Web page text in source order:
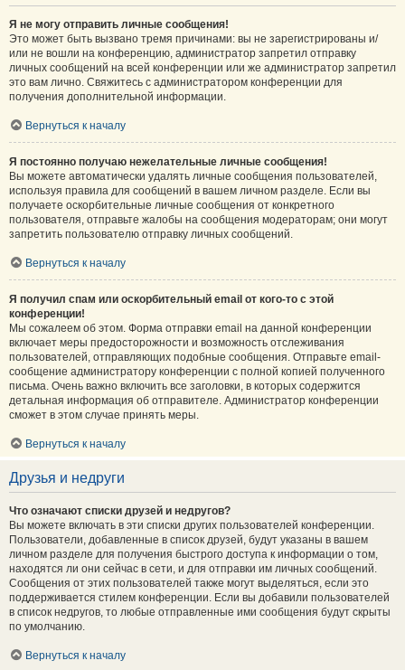
Я не могу отправить личные сообщения!
Это может быть вызвано тремя причинами: вы не зарегистрированы и/
или не вошли на конференцию, администратор запретил отправку
личных сообщений на всей конференции или же администратор запретил
это вам лично. Свяжитесь с администратором конференции для
получения дополнительной информации.
Вернуться к началу
Я постоянно получаю нежелательные личные сообщения!
Вы можете автоматически удалять личные сообщения пользователей,
используя правила для сообщений в вашем личном разделе. Если вы
получаете оскорбительные личные сообщения от конкретного
пользователя, отправьте жалобы на сообщения модераторам; они могут
запретить пользователю отправку личных сообщений.
Вернуться к началу
Я получил спам или оскорбительный email от кого-то с этой
конференции!
Мы сожалеем об этом. Форма отправки email на данной конференции
включает меры предосторожности и возможность отслеживания
пользователей, отправляющих подобные сообщения. Отправьте email-
сообщение администратору конференции с полной копией полученного
письма. Очень важно включить все заголовки, в которых содержится
детальная информация об отправителе. Администратор конференции
сможет в этом случае принять меры.
Вернуться к началу
Друзья и недруги
Что означают списки друзей и недругов?
Вы можете включать в эти списки других пользователей конференции.
Пользователи, добавленные в список друзей, будут указаны в вашем
личном разделе для получения быстрого доступа к информации о том,
находятся ли они сейчас в сети, и для отправки им личных сообщений.
Сообщения от этих пользователей также могут выделяться, если это
поддерживается стилем конференции. Если вы добавили пользователей
в список недругов, то любые отправленные ими сообщения будут скрыты
по умолчанию.
Вернуться к началу